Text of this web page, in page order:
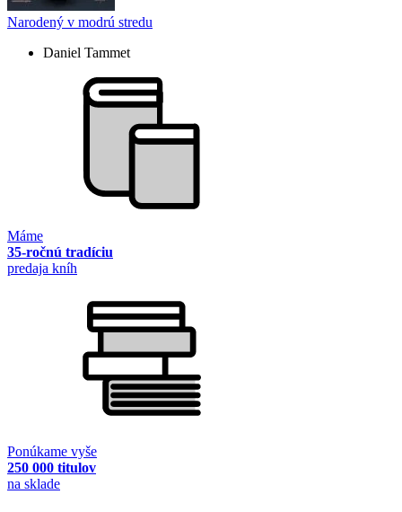
Narodený v modrú stredu
Daniel Tammet
Máme
35-ročnú tradíciu
predaja kníh
Ponúkame vyše
250 000 titulov
na sklade